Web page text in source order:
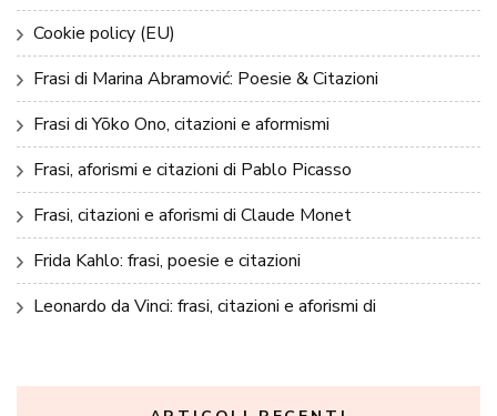
Cookie policy (EU)
Frasi di Marina Abramović: Poesie & Citazioni
Frasi di Yōko Ono, citazioni e aformismi
Frasi, aforismi e citazioni di Pablo Picasso
Frasi, citazioni e aforismi di Claude Monet
Frida Kahlo: frasi, poesie e citazioni
Leonardo da Vinci: frasi, citazioni e aforismi di